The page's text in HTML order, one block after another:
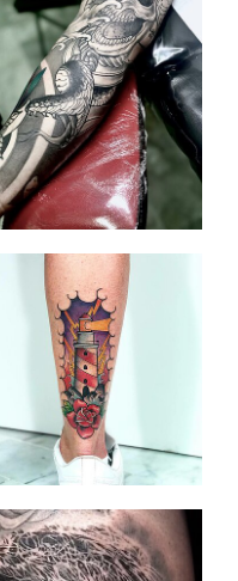
STINGNSTYLE
UG (I.G.)
STINGNSTYLE
UG (I.G.)